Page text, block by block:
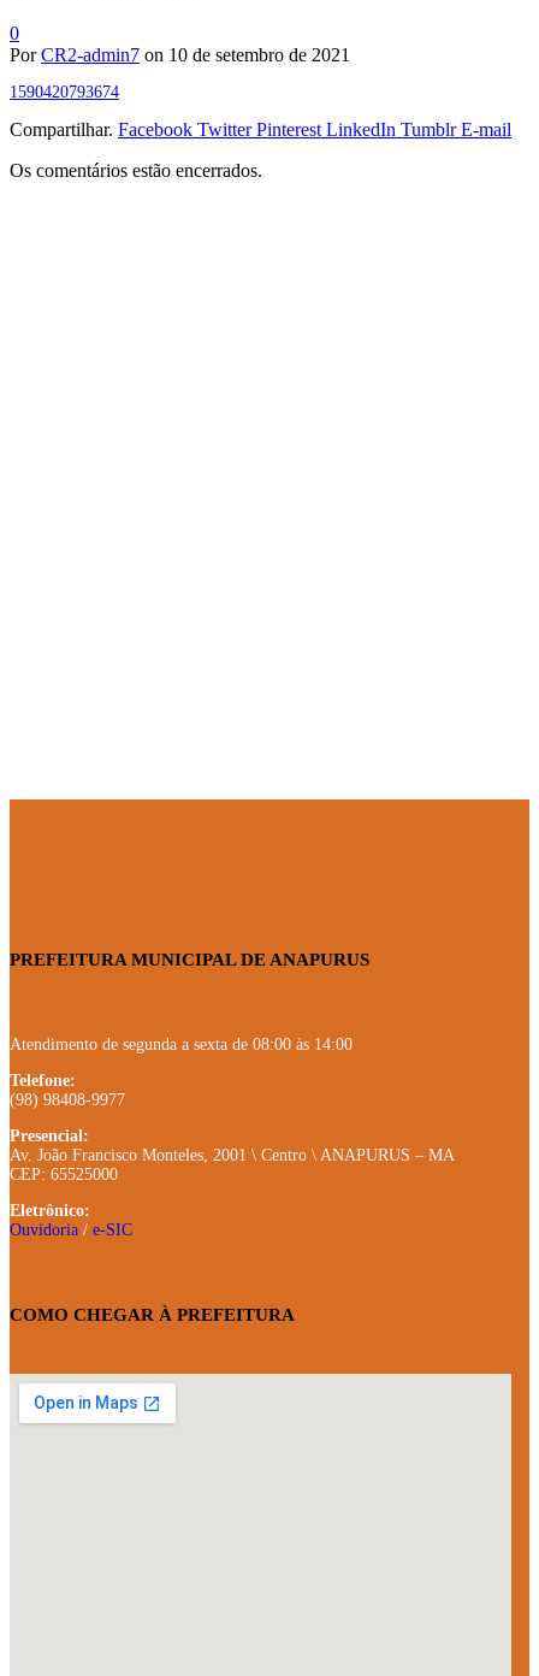
0
PorCR2-admin7 on 10 de setembro de 2021
1590420793674
Compartilhar. Facebook Twitter Pinterest LinkedIn Tumblr E-mail
Os comentários estão encerrados.
PREFEITURA MUNICIPAL DE ANAPURUS
Atendimento de segunda a sexta de 08:00 às 14:00
Telefone:
(98) 98408-9977
Presencial:
Av. João Francisco Monteles, 2001 \ Centro \ ANAPURUS – MA
CEP: 65525000
Eletrônico:
Ouvidoria / e-SIC
COMO CHEGAR À PREFEITURA